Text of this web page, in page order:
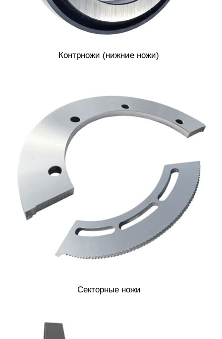
Контрножи (нижние ножи)
Секторные ножи